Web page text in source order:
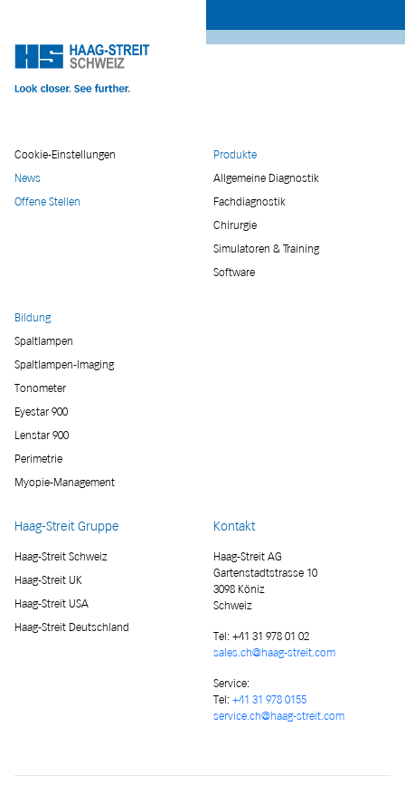
Cookie-Einstellungen
News
Offene Stellen
Produkte
Allgemeine Diagnostik
Fachdiagnostik
Chirurgie
Simulatoren & Training
Software
Bildung
Spaltlampen
Spaltlampen-Imaging
Tonometer
Eyestar 900
Lenstar 900
Perimetrie
Myopie-Management
Haag-Streit Gruppe
Haag-Streit Schweiz
Haag-Streit UK
Haag-Streit USA
Haag-Streit Deutschland
Kontakt
Haag-Streit AG
Gartenstadtstrasse 10
3098 Köniz
Schweiz
Tel: +41 31 978 01 02
sales.ch@haag-streit.com
Service:
Tel: +41 31 978 0155
service.ch@haag-streit.com